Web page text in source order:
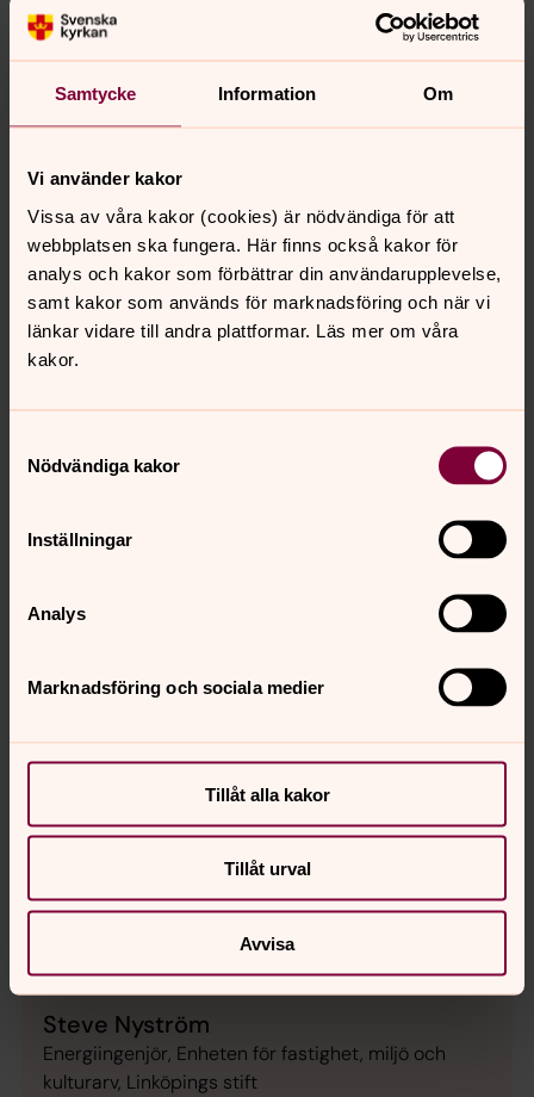
Samtycke Information Om
Vi använder kakor
Vissa av våra kakor (cookies) är nödvändiga för att
webbplatsen ska fungera. Här finns också kakor för
analys och kakor som förbättrar din användarupplevelse,
samt kakor som används för marknadsföring och när vi
länkar vidare till andra plattformar. Läs mer om våra
kakor.
Nödvändiga kakor
Inställningar
Analys
Marknadsföring och sociala medier
Tillåt alla kakor
Tillåt urval
Avvisa
Sara Adolfsson
Direkt: 013-24 26 20
Steve Nyström
Energiingenjör, Enheten för fastighet, miljö och
kulturarv, Linköpings stift